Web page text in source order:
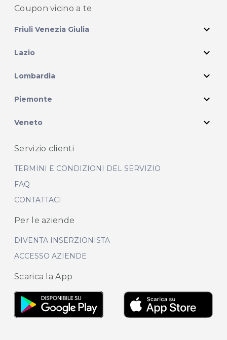
Coupon vicino a te
Friuli Venezia Giulia expand_more
Lazio expand_more
Lombardia expand_more
Piemonte expand_more
Veneto expand_more
Servizio clienti
TERMINI E CONDIZIONI DEL SERVIZIO
FAQ
CONTATTACI
Per le aziende
DIVENTA INSERZIONISTA
ACCESSO AZIENDE
Scarica la App